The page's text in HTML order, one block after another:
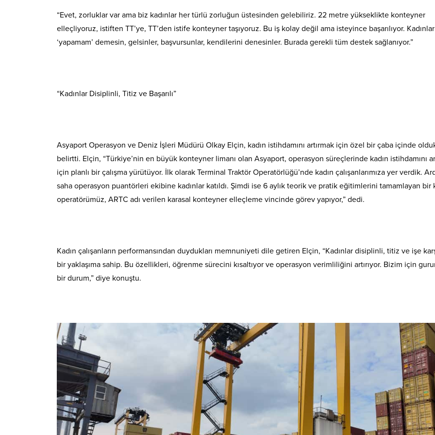
“Evet, zorluklar var ama biz kadınlar her türlü zorluğun üstesinden gelebiliriz. 22 metre yükseklikte konteyner
elleçliyoruz, istiften TT’ye, TT’den istife konteyner taşıyoruz. Bu iş kolay değil ama isteyince başarılıyor. Kadınlar
‘yapamam’ demesin, gelsinler, başvursunlar, kendilerini denesinler. Burada gerekli tüm destek sağlanıyor.”
“Kadınlar Disiplinli, Titiz ve Başarılı”
Asyaport Operasyon ve Deniz İşleri Müdürü Olkay Elçin, kadın istihdamını artırmak için özel bir çaba içinde
belirtti. Elçin, “Türkiye’nin en büyük konteyner limanı olan Asyaport, operasyon süreçlerinde kadın istihdamını
için planlı bir çalışma yürütüyor. İlk olarak Terminal Traktör Operatörlüğü’nde kadın çalışanlarımıza yer verdik.
saha operasyon puantörleri ekibine kadınlar katıldı. Şimdi ise 6 aylık teorik ve pratik eğitimlerini tamamlayan bir
operatörümüz, ARTC adı verilen karasal konteyner elleçleme vincinde görev yapıyor,” dedi.
Kadın çalışanların performansından duydukları memnuniyeti dile getiren Elçin, “Kadınlar disiplinli, titiz ve işe
bir yaklaşıma sahip. Bu özellikleri, öğrenme sürecini kısaltıyor ve operasyon verimliliğini artırıyor. Bizim için
bir durum,” diye konuştu.